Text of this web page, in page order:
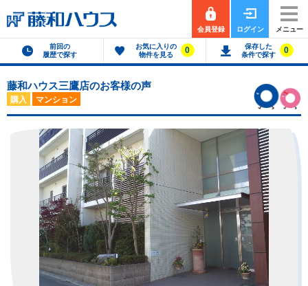
会員登録 ログイン メニュー
前回の
履歴で探す
お気に入りの
物件を見る
0
保存した
条件で探す
0
藤和ハウス三鷹店のお客様の声
購入 マンション